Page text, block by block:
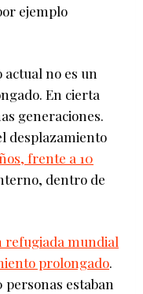
ejemplo
no es un
En cierta
generaciones.
desplazamiento
frente a 10
dentro de
refugiada mundial
prolongado.
personas estaban